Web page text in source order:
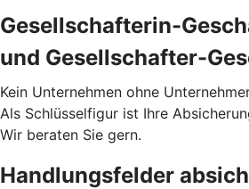
Gesellschafterin-
und Gesellschafter-
Kein Unternehmen ohne
Als Schlüsselfigur ist Ihre
Wir beraten Sie gern.
Handlungsfelder